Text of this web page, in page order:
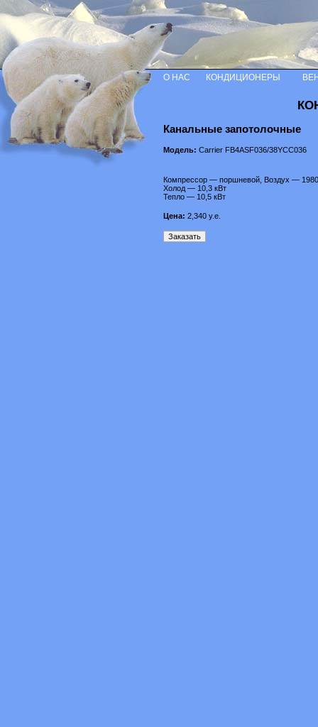
Канальные запотолочные
Модель: Carrier FB4ASF036/38YCC036
Компрессор — поршневой, Воздух —
Холод — 10,3 кВт
Тепло — 10,5 кВт
Цена: 2,340 у.е.
О НАС КОНДИЦИОНЕРЫ